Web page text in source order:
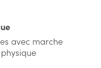
avec marche